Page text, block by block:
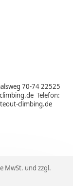
70-74 22525
Telefon:
climbing.de
MwSt. und zzgl.